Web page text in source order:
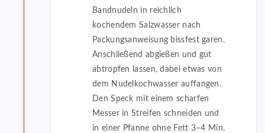
Bandnudeln in reichlich
kochendem Salzwasser nach
Packungsanweisung bissfest garen.
Anschließend abgießen und gut
abtropfen lassen, dabei etwas von
dem Nudelkochwasser auffangen.
Den Speck mit einem scharfen
Messer in Streifen schneiden und
in einer Pfanne ohne Fett 3–4 Min.